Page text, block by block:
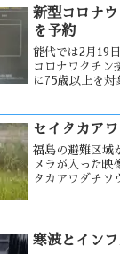
は新人で、過去
開票に関して今
新型コロナ
を予約
能代では2月19
コロナワクチン
に75歳以上を対
が届いた。その
め、都市圏での
に感じた。しか
あり、さっそく
セイタカア
福島の避難区域
メラが入った映
タカアワダチソ
チソウの存在
の群落がある。
寒波とイン